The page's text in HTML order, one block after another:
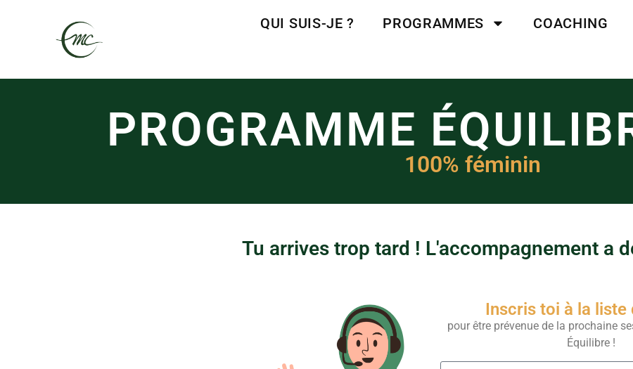
QUI SUIS-JE ? PROGRAMMES COACHING
PROGRAMME
100% féminin
Tu arrives trop tard ! L'accompagnement a
Inscris toi à la liste
pour être prévenue de la prochaine
Équilibre !